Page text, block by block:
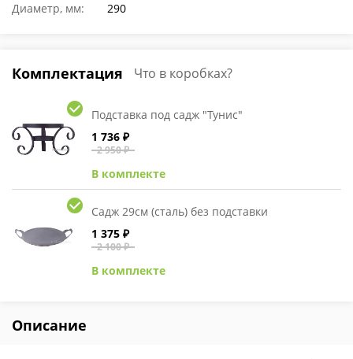
Диаметр, мм:
290
Комплектация Что в коробках?
Подставка под садж "Тунис"
1 736 ₽
2 950 ₽
В комплекте
Садж 29см (сталь) без подставки
1 375 ₽
2 100 ₽
В комплекте
Описание